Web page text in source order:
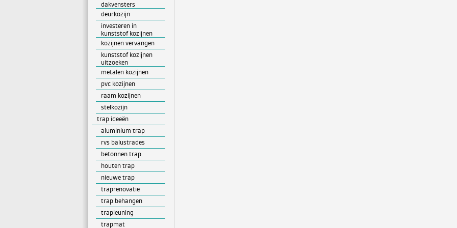
dakvensters
deurkozijn
investeren in
kunststof kozijnen
kozijnen vervangen
kunststof kozijnen
uitzoeken
metalen kozijnen
pvc kozijnen
raam kozijnen
stelkozijn
trap ideeën
aluminium trap
rvs balustrades
betonnen trap
houten trap
nieuwe trap
traprenovatie
trap behangen
trapleuning
trapmat